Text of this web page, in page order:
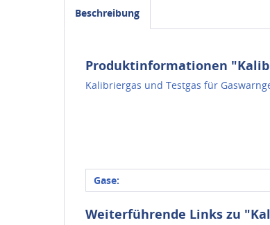
Beschreibung
Produktinformationen
Kalibriergas und Testgas für
Gase:
Weiterführende Links zu